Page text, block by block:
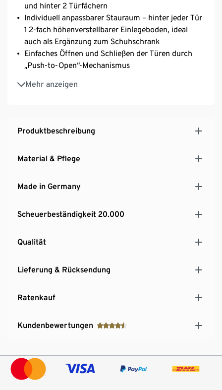
und hinter 2 Türfächern
Individuell anpassbarer Stauraum – hinter jeder Tür
1 2-fach höhenverstellbarer Einlegeboden, ideal
auch als Ergänzung zum Schuhschrank
Einfaches Öffnen und Schließen der Türen durch
„Push-to-Open“-Mechanismus
Mehr anzeigen
Türen mit Klickscharnieren – einfache Montage im
Handumdrehen
Scheuertouren stand
Untergestell und Füße aus Eschen-Massivholz
skandinavischem Design
Ankleidezimmer
Produktbeschreibung
Material & Pflege
Made in Germany
Scheuerbeständigkeit 20.000
Qualität
Lieferung & Rücksendung
Ratenkauf
Kundenbewertungen